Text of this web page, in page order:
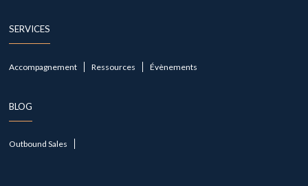
SERVICES
Accompagnement Ressources Évènements
BLOG
Outbound Sales